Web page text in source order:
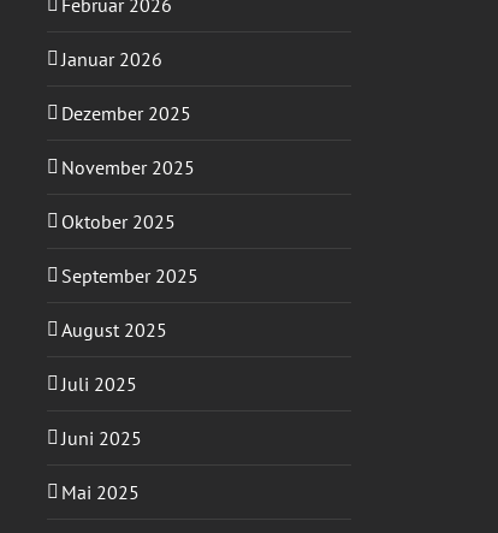
Februar 2026
Januar 2026
Dezember 2025
November 2025
Oktober 2025
September 2025
August 2025
Juli 2025
Juni 2025
Mai 2025